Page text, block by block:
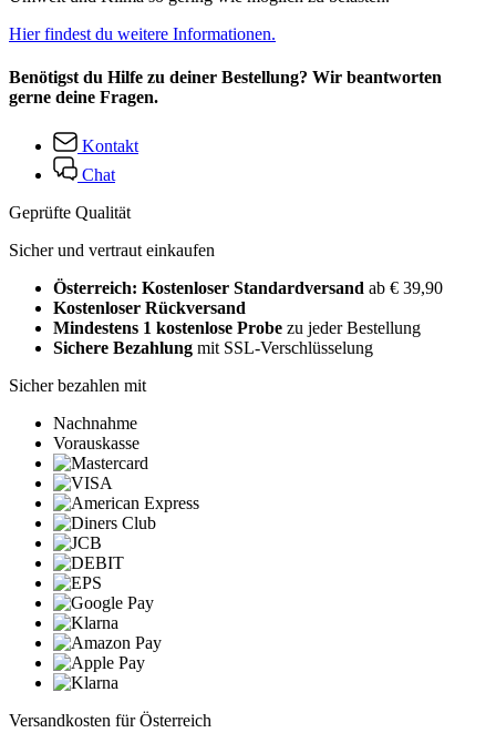
Hier findest du weitere Informationen.
Benötigst du Hilfe zu deiner Bestellung? Wir beantworten
gerne deine Fragen.
Kontakt
Chat
Geprüfte Qualität
Sicher und vertraut einkaufen
Österreich: Kostenloser Standardversand ab € 39,90
Kostenloser Rückversand
Mindestens 1 kostenlose Probe zu jeder Bestellung
Sichere Bezahlung mit SSL-Verschlüsselung
Sicher bezahlen mit
Nachnahme
Vorauskasse
Versandkosten für Österreich